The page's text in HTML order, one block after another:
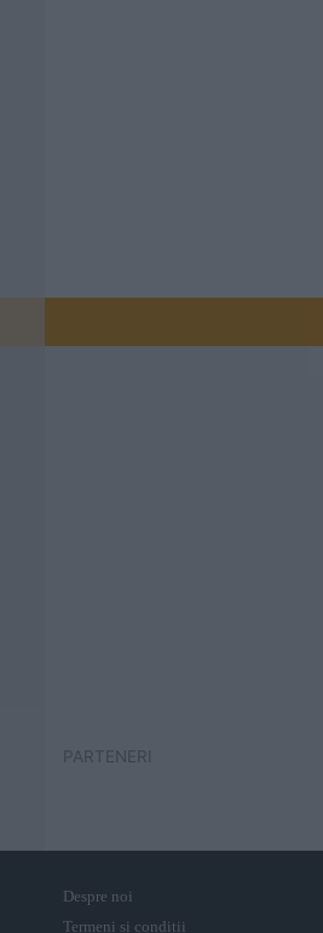
PARTENERI
Despre noi
Termeni și condiții